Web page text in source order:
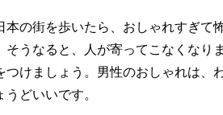
の街を歩いたら、おしゃれすぎて
うなると、人が寄ってこなくなり
けましょう。男性のおしゃれは、
どいいです。